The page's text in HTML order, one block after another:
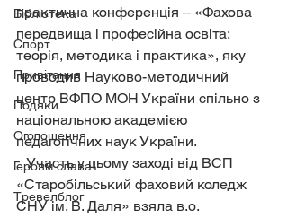
Бібліотека
Спорт
Привітання
Подяки
Оголошення
Героям слава!
Тревелблог
практична конференція – «Фахова
передвища і професійна освіта:
теорія, методика і практика», яку
проводив Науково-методичний
центр ВФПО МОН України спільно з
національною академією
педагогічних наук України.
Участь у цьому заході від ВСП
«Старобільський фаховий коледж
СНУ ім. В. Даля» взяла в.о.